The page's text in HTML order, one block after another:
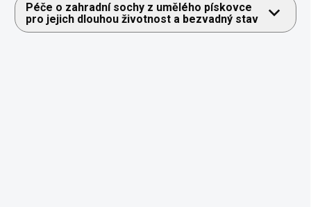
Péče o zahradní sochy z umělého pískovce
pro jejich dlouhou životnost a bezvadný stav